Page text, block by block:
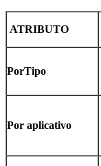
ATRIBUTO
PorTipo
Por aplicativo